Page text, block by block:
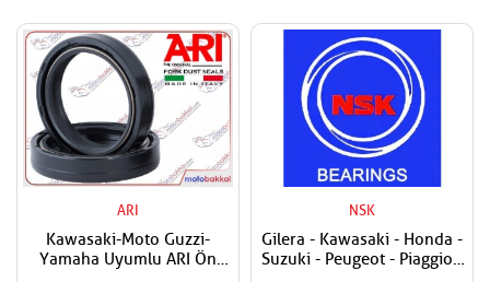
ARI
Kawasaki-Moto Guzzi-
Yamaha Uyumlu ARI Ön
NSK
Gilera - Kawasaki - Honda -
Suzuki - Peugeot - Piaggio -